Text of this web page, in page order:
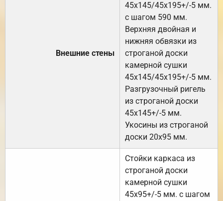
Внешние стены
45х145/45х195+/-5 мм.
с шагом 590 мм.
Верхняя двойная и
нижняя обвязки из
строганой доски
камерной сушки
45х145/45х195+/-5 мм.
Разгрузочный ригель
из строганой доски
45х145+/-5 мм.
Укосины из строганой
доски 20х95 мм.
Стойки каркаса из
строганой доски
камерной сушки
45х95+/-5 мм. с шагом